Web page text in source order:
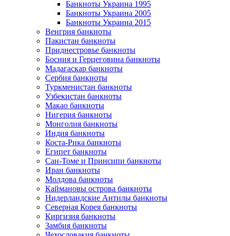
Банкноты Украина 1995
Банкноты Украина 2005
Банкноты Украина 2015
Венгрия банкноты
Пакистан банкноты
Приднестровье банкноты
Босния и Герцеговина банкноты
Мадагаскар банкноты
Сербия банкноты
Туркменистан банкноты
Узбекистан банкноты
Макао банкноты
Нигерия банкноты
Монголия банкноты
Индия банкноты
Коста-Рика банкноты
Египет банкноты
Сан-Томе и Принсипи банкноты
Иран банкноты
Молдова банкноты
Каймановы острова банкноты
Нидерландские Антилы банкноты
Северная Корея банкноты
Киргизия банкноты
Замбия банкноты